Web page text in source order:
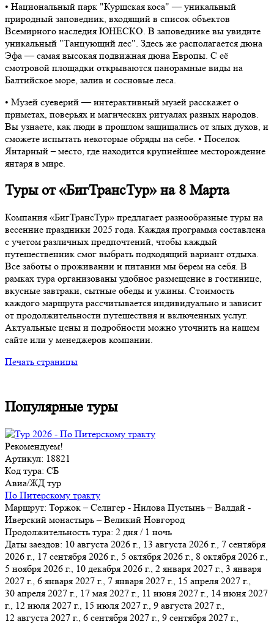
• Национальный парк "Куршская коса" — уникальный
природный заповедник, входящий в список объектов
Всемирного наследия ЮНЕСКО. В заповеднике вы увидите
уникальный "Танцующий лес". Здесь же располагается дюна
Эфа — самая высокая подвижная дюна Европы. С её
смотровой площадки открываются панорамные виды на
Балтийское море, залив и сосновые леса.
• Музей суеверий — интерактивный музей расскажет о
приметах, поверьях и магических ритуалах разных народов.
Вы узнаете, как люди в прошлом защищались от злых духов, и
сможете испытать некоторые обряды на себе. • Поселок
Янтарный – место, где находится крупнейшее месторождение
янтаря в мире.
Туры от «БигТрансТур» на 8 Марта
Компания «БигТрансТур» предлагает разнообразные туры на
весенние праздники 2025 года. Каждая программа составлена
с учетом различных предпочтений, чтобы каждый
путешественник смог выбрать подходящий вариант отдыха.
Все заботы о проживании и питании мы берем на себя. В
рамках тура организованы удобное размещение в гостинице,
вкусные завтраки, сытные обеды и ужины. Стоимость
каждого маршрута рассчитывается индивидуально и зависит
от продолжительности путешествия и включенных услуг.
Актуальные цены и подробности можно уточнить на нашем
сайте или у менеджеров компании.
Печать страницы
Популярные туры
Рекомендуем!
Артикул: 18821
Код тура: СБ
Авиа/ЖД тур
По Питерскому тракту
Маршрут: Торжок – Селигер - Нилова Пустынь – Валдай -
Иверский монастырь – Великий Новгород
Продолжительность тура: 2 дня / 1 ночь
Даты заездов: 10 августа 2026 г., 13 августа 2026 г., 7 сентября
2026 г., 17 сентября 2026 г., 5 октября 2026 г., 8 октября 2026 г.,
5 ноября 2026 г., 10 декабря 2026 г., 2 января 2027 г., 3 января
2027 г., 6 января 2027 г., 7 января 2027 г., 15 апреля 2027 г.,
30 апреля 2027 г., 17 мая 2027 г., 11 июня 2027 г., 14 июня 2027
г., 12 июля 2027 г., 15 июля 2027 г., 9 августа 2027 г.,
12 августа 2027 г., 6 сентября 2027 г., 9 сентября 2027 г.,